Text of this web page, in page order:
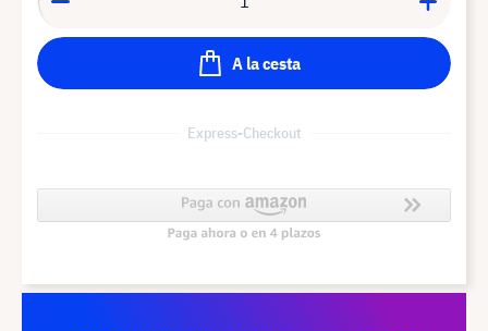
A la cesta
Express-Checkout